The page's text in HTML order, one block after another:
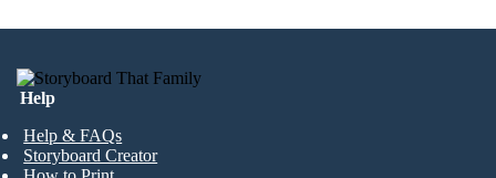
Help
Help & FAQs
Storyboard Creator